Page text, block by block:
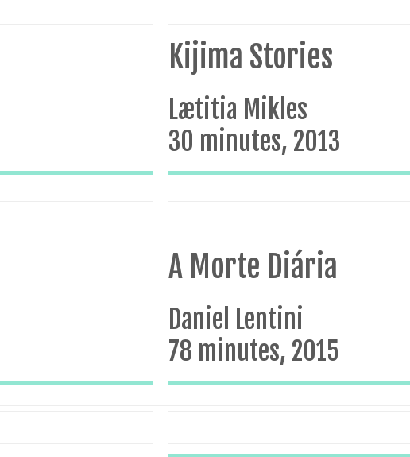
Kijima Stories
Lætitia Mikles
30 minutes, 2013
A Morte Diária
Daniel Lentini
78 minutes, 2015